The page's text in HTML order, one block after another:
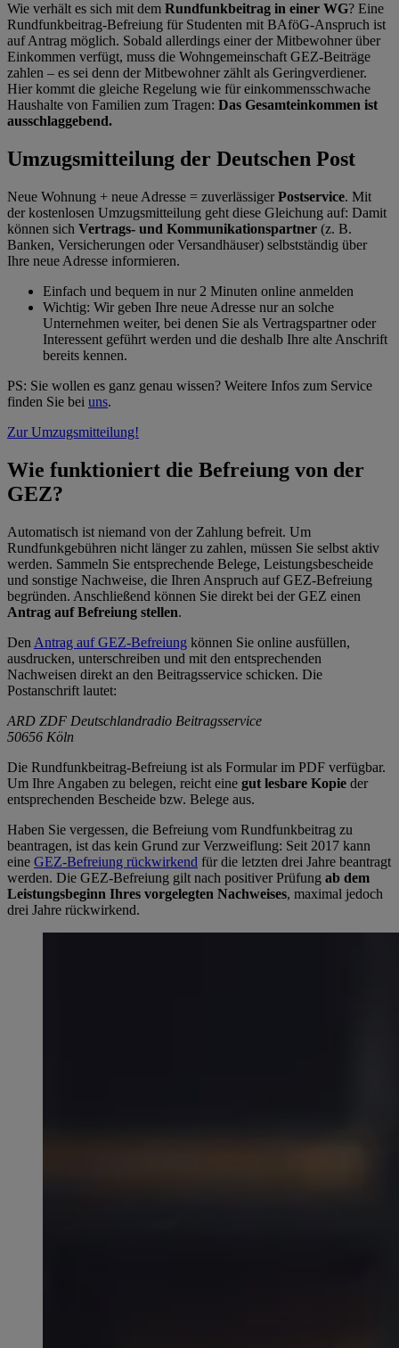
Wie verhält es sich mit dem Rundfunkbeitrag in einer WG? Eine
Rundfunkbeitrag-Befreiung für Studenten mit BAföG-Anspruch ist
auf Antrag möglich. Sobald allerdings einer der Mitbewohner über
Einkommen verfügt, muss die Wohngemeinschaft GEZ-Beiträge
zahlen – es sei denn der Mitbewohner zählt als Geringverdiener.
Hier kommt die gleiche Regelung wie für einkommensschwache
Haushalte von Familien zum Tragen: Das Gesamteinkommen ist
ausschlaggebend.
Umzugsmitteilung der Deutschen Post
Neue Wohnung + neue Adresse = zuverlässigerPostservice. Mit
der kostenlosen Umzugsmitteilung geht diese Gleichung auf: Damit
können sich Vertrags- und Kommunikationspartner (z. B.
Banken, Versicherungen oder Versandhäuser) selbstständig über
Ihre neue Adresse informieren.
Einfach und bequem in nur 2 Minuten online anmelden
Wichtig: Wir geben Ihre neue Adresse nur an solche
Unternehmen weiter, bei denen Sie als Vertragspartner oder
Interessent geführt werden und die deshalb Ihre alte Anschrift
bereits kennen.
PS: Sie wollen es ganz genau wissen? Weitere Infos zum Service
finden Sie bei uns.
Zur Umzugsmitteilung!
Wie funktioniert die Befreiung von der
GEZ?
Automatisch ist niemand von der Zahlung befreit. Um
Rundfunkgebühren nicht länger zu zahlen, müssen Sie selbst aktiv
werden. Sammeln Sie entsprechende Belege, Leistungsbescheide
und sonstige Nachweise, die Ihren Anspruch auf GEZ-Befreiung
begründen. Anschließend können Sie direkt bei der GEZ einen
Antrag auf Befreiung stellen.
Den Antrag auf GEZ-Befreiung können Sie online ausfüllen,
ausdrucken, unterschreiben und mit den entsprechenden
Nachweisen direkt an den Beitragsservice schicken. Die
Postanschrift lautet:
ARD ZDF Deutschlandradio Beitragsservice
50656 Köln
Die Rundfunkbeitrag-Befreiung ist als Formular im PDF verfügbar.
Um Ihre Angaben zu belegen, reicht eine gut lesbare Kopie der
entsprechenden Bescheide bzw. Belege aus.
Haben Sie vergessen, die Befreiung vom Rundfunkbeitrag zu
beantragen, ist das kein Grund zur Verzweiflung: Seit 2017 kann
eine GEZ-Befreiung rückwirkend für die letzten drei Jahre beantragt
werden. Die GEZ-Befreiung gilt nach positiver Prüfung ab dem
Leistungsbeginn Ihres vorgelegten Nachweises, maximal jedoch
drei Jahre rückwirkend.